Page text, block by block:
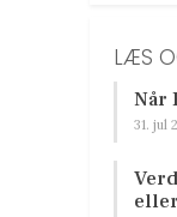
LÆS
Når
31. jul